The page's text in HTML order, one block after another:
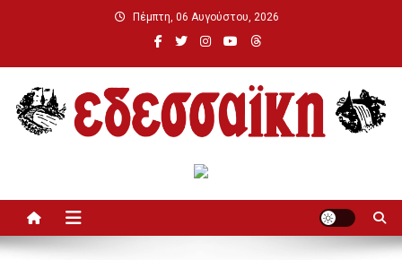
Πέμπτη, 06 Αυγούστου, 2026